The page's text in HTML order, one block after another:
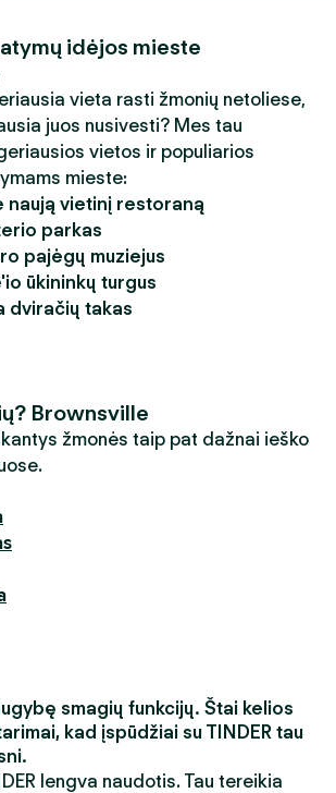
idėjos mieste
vieta rasti žmonių netoliese,
juos nusivesti? Mes tau
vietos ir populiarios
mieste:
naują vietinį restoraną
parkas
pajėgų muziejus
ūkininkų turgus
dviračių takas
Brownsville
žmonės taip pat dažnai ieško
smagių funkcijų. Štai kelios
kad įspūdžiai su TINDER tau
lengva naudotis. Tau tereikia